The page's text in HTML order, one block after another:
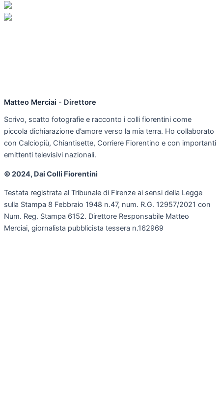
Matteo Merciai - Direttore
Scrivo, scatto fotografie e racconto i colli fiorentini come
piccola dichiarazione d’amore verso la mia terra. Ho collaborato
con Calciopiù, Chiantisette, Corriere Fiorentino e con importanti
emittenti televisivi nazionali.
© 2024, Dai Colli Fiorentini
Testata registrata al Tribunale di Firenze ai sensi della Legge
sulla Stampa 8 Febbraio 1948 n.47, num. R.G. 12957/2021 con
Num. Reg. Stampa 6152. Direttore Responsabile Matteo
Merciai, giornalista pubblicista tessera n.162969